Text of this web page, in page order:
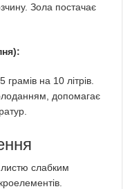
Зола постачає
на 10 літрів.
допомагає
листю слабким